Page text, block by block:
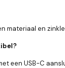
materiaal en
een USB-C